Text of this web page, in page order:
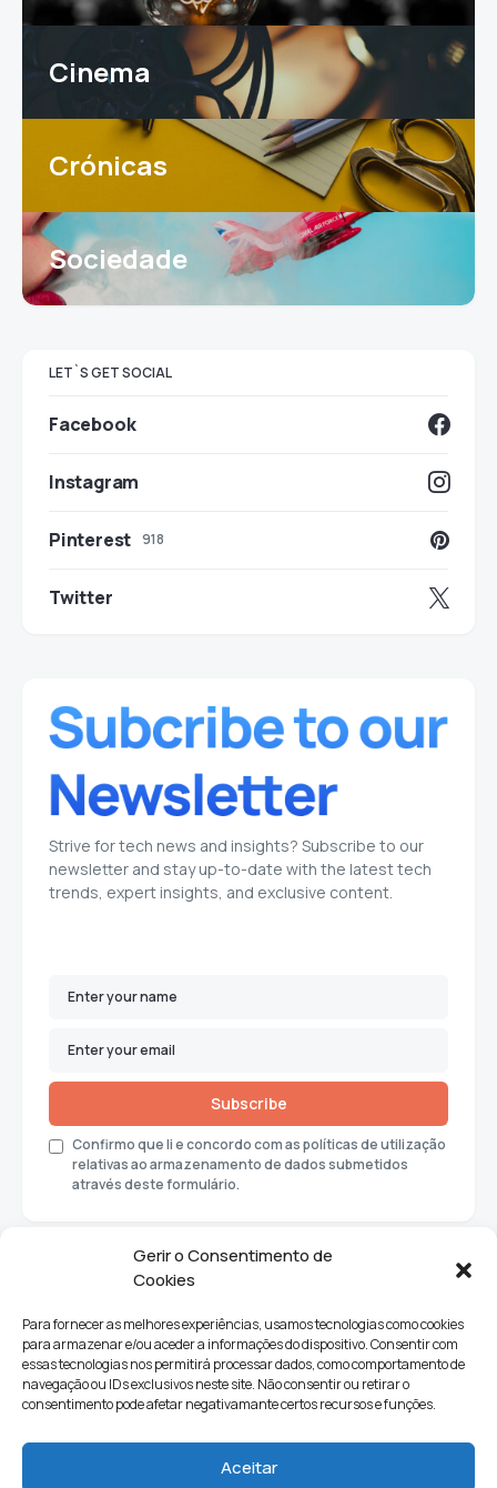
Gerir o Consentimento de
Cookies
Para fornecer as melhores experiências, usamos tecnologias como cookies
para armazenar e/ou aceder a informações do dispositivo. Consentir com
essas tecnologias nos permitirá processar dados, como comportamento de
navegação ou IDs exclusivos neste site. Não consentir ou retirar o
consentimento pode afetar negativamante certos recursos e funções.
Aceitar
Cinema
Crónicas
Sociedade
LET`S GET SOCIAL
Facebook
Instagram
Pinterest 918
Twitter
Strive for tech news and insights? Subscribe to our
newsletter and stay up-to-date with the latest tech
trends, expert insights, and exclusive content.
Subscribe
Confirmo que li e concordo com as políticas de utilização
relativas ao armazenamento de dados submetidos
através deste formulário.
Ciências e Tecnologia